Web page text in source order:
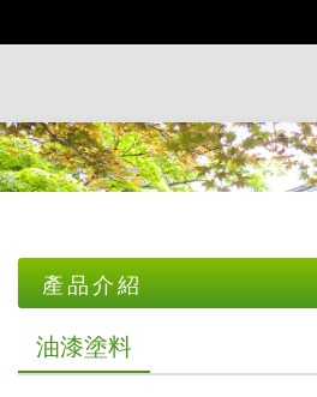
產品介紹
土木資材
一般水泥
屋瓦
油漆塗料